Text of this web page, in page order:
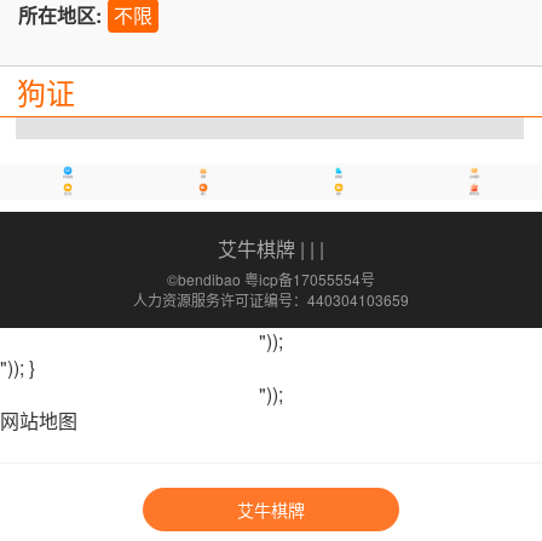
所在地区: 不限
狗证
艾牛棋牌
办事指南 招聘 保障房 活动推荐
景点宝 限行 油价 特惠优选
艾牛棋牌 | | |
©bendibao 粤icp备17055554号
人力资源服务许可证编号：440304103659
"));
")); }
"));
网站地图